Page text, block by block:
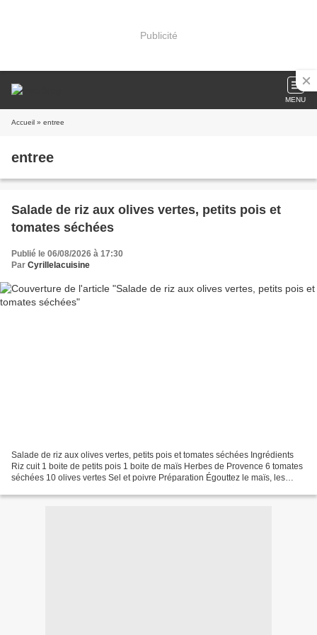
Publicité
MENU
Accueil » entree
entree
Salade de riz aux olives vertes, petits pois et
tomates séchées
Publié le 06/08/2026 à 17:30
Par Cyrillelacuisine
Salade de riz aux olives vertes, petits pois et tomates séchées Ingrédients
Riz cuit 1 boite de petits pois 1 boite de maïs Herbes de Provence 6 tomates
séchées 10 olives vertes Sel et poivre Préparation Égouttez le maïs, les